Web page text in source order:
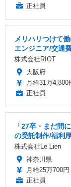
正社員
メリハリつけて
エンジニア/交通
株式会社RIOT
大阪府
月給31万4,800
正社員
「27卒・まだ間
の受託制作/福利
株式会社Le Lien
神奈川県
月給25万700
正社員